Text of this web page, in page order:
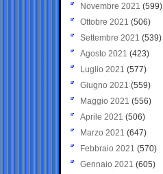
Novembre 2021 (599)
Ottobre 2021 (506)
Settembre 2021 (539)
Agosto 2021 (423)
Luglio 2021 (577)
Giugno 2021(559)
Maggio 2021 (556)
Aprile 2021 (506)
Marzo 2021 (647)
Febbraio 2021 (570)
Gennaio 2021 (605)